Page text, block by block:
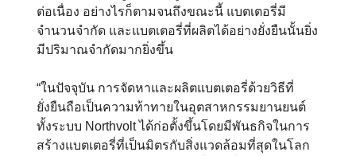
ต่อเนื่อง อย่างไรก็ตามจนถึงขณะนี้ แบตเตอรี่มี
จำนวนจำกัด และแบตเตอรี่ที่ผลิตได้อย่างยั่งยืนนั้นยิ่ง
มีปริมาณจำกัดมากยิ่งขึ้น
“ในปัจจุบัน การจัดหาและผลิตแบตเตอรี่ด้วยวิธีที่
ยั่งยืนถือเป็นความท้าทายในอุตสาหกรรมยานยนต์
ทั้งระบบ Northvolt ได้ก่อตั้งขึ้นโดยมีพันธกิจในการ
สร้างแบตเตอรี่ที่เป็นมิตรกับสิ่งแวดล้อมที่สุดในโลก